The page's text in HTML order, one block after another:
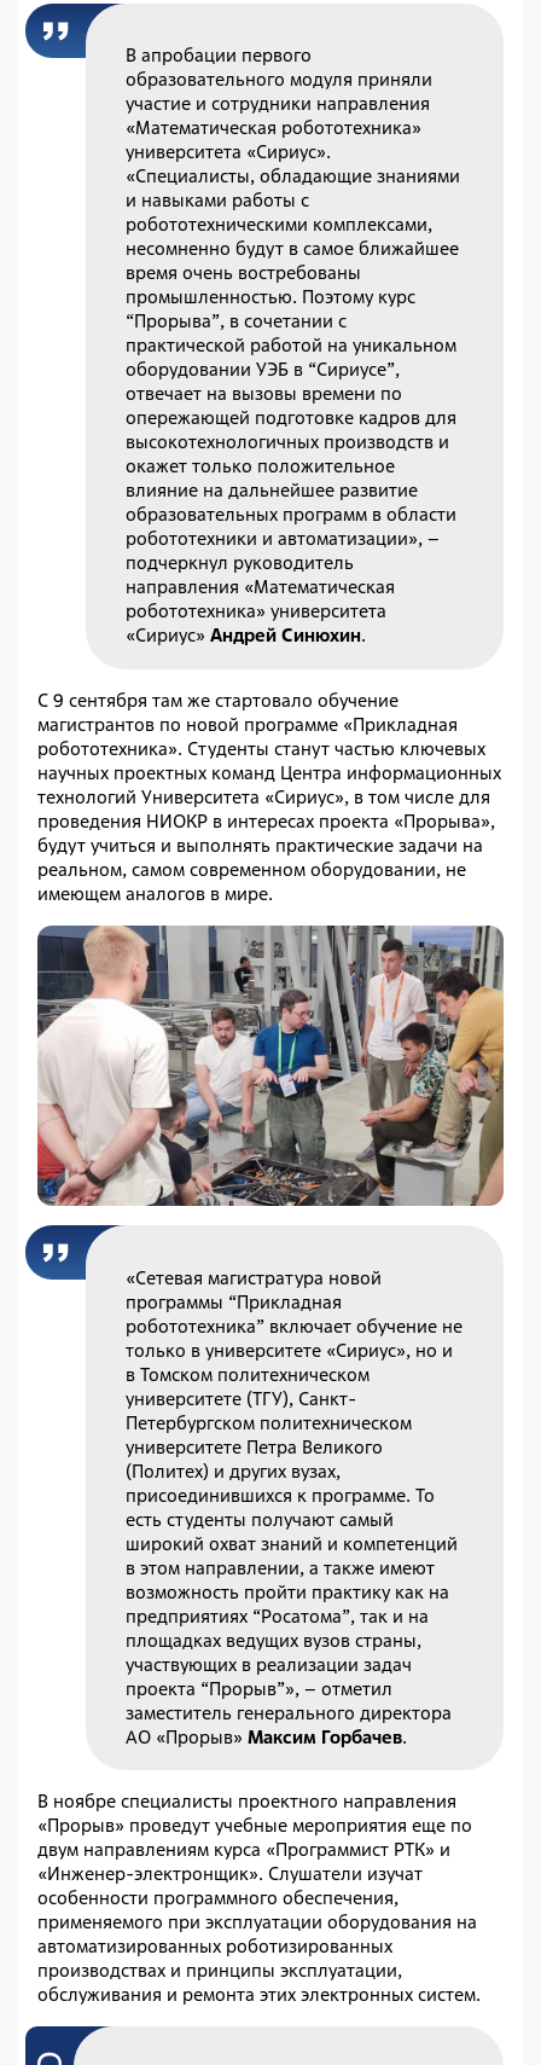
В апробации первого
образовательного модуля приняли
участие и сотрудники направления
«Математическая робототехника»
университета «Сириус».
«Специалисты, обладающие знаниями
и навыками работы с
робототехническими комплексами,
несомненно будут в самое ближайшее
время очень востребованы
промышленностью. Поэтому курс
“Прорыва”, в сочетании с
практической работой на уникальном
оборудовании УЭБ в “Сириусе”,
отвечает на вызовы времени по
опережающей подготовке кадров для
высокотехнологичных производств и
окажет только положительное
влияние на дальнейшее развитие
образовательных программ в области
робототехники и автоматизации», –
подчеркнул руководитель
направления «Математическая
робототехника» университета
«Сириус»Андрей Синюхин.
С 9 сентября там же стартовало обучение
магистрантов по новой программе «Прикладная
робототехника». Студенты станут частью ключевых
научных проектных команд Центра информационных
технологий Университета «Сириус», в том числе для
проведения НИОКР в интересах проекта «Прорыва»,
будут учиться и выполнять практические задачи на
реальном, самом современном оборудовании, не
имеющем аналогов в мире.
«Сетевая магистратура новой
программы “Прикладная
робототехника” включает обучение не
только в университете «Сириус», но и
в Томском политехническом
университете (ТГУ), Санкт-
Петербургском политехническом
университете Петра Великого
(Политех) и других вузах,
присоединившихся к программе. То
есть студенты получают самый
широкий охват знаний и компетенций
в этом направлении, а также имеют
возможность пройти практику как на
предприятиях “Росатома”, так и на
площадках ведущих вузов страны,
участвующих в реализации задач
проекта “Прорыв”», – отметил
заместитель генерального директора
АО «Прорыв»Максим Горбачев.
В ноябре специалисты проектного направления
«Прорыв» проведут учебные мероприятия еще по
двум направлениям курса «Программист РТК» и
«Инженер-электронщик». Слушатели изучат
особенности программного обеспечения,
применяемого при эксплуатации оборудования на
автоматизированных роботизированных
производствах и принципы эксплуатации,
обслуживания и ремонта этих электронных систем.